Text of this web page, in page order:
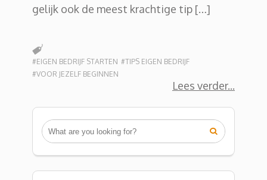
gelijk ook de meest krachtige tip […]
Lees verder
#EIGEN BEDRIJF STARTEN #TIPS EIGEN BEDRIJF
#VOOR JEZELF BEGINNEN
